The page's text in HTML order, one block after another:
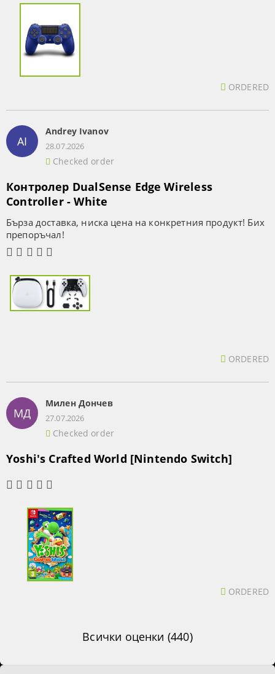
ORDERED
AI
Andrey Ivanov
28.07.2026
Checked order
Контролер DualSense Edge Wireless
Controller - White
Бърза доставка, ниска цена на конкретния продукт! Бих
препоръчал!
ORDERED
МД
Милен Дончев
27.07.2026
Checked order
Yoshi's Crafted World [Nintendo Switch]
ORDERED
Всички оценки (440)